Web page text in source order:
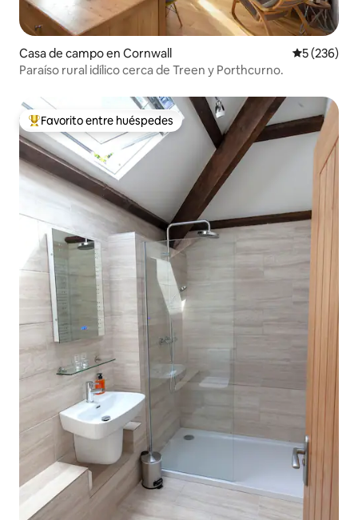
Casa de campo en Cornwall
5 (236)
Paraíso rural idílico cerca de Treen y Porthcurno.
Favorito entre huéspedes preferido
Favorito entre huéspedes